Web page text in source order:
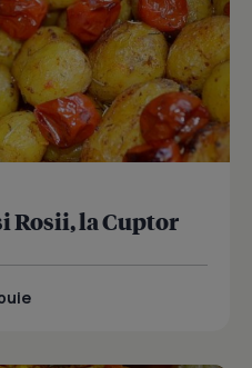
Rosii, la Cuptor